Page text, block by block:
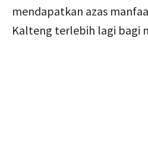
mendapatkan azas
Kalteng terlebih lagi bagi